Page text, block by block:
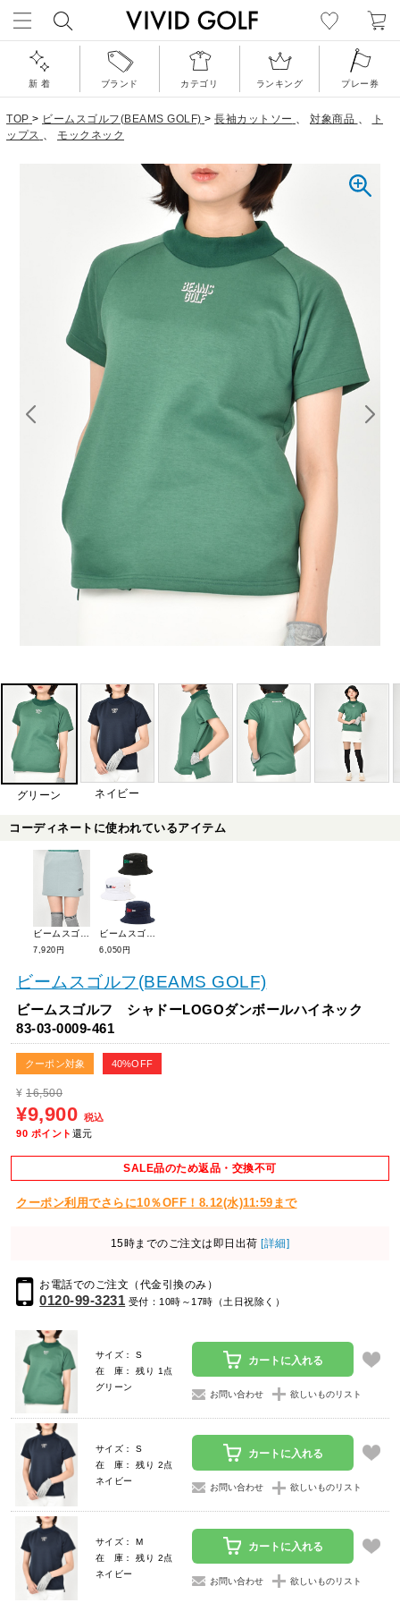
新 着 ブランド カテゴリ ランキング プレー券
TOP > ビームスゴルフ(BEAMS GOLF) > 長袖カットソー 、 対象商品 、
ト
ップス 、 モックネック
グリーン ネイビー
コーディネートに使われているアイテム
7,920円 6,050円
ビームスゴルフ(BEAMS GOLF)
ビームスゴルフ シャドーLOGOダンボールハイネック
83-03-0009-461
クーポン対象 40%OFF
¥ 16,500
¥9,900 税込
90 ポイント 還元
SALE品のため返品・交換不可
クーポン利用でさらに10％OFF！8.12(水)11:59まで
15時までのご注文は即日出荷 [詳細]
お電話でのご注文（代金引換のみ）
0120-99-3231 受付：10時～17時（土日祝除く）
サイズ： S
在 庫： 残り 1点
グリーン
カートに入れる
お問い合わせ 欲しいものリスト
サイズ： S
在 庫： 残り 2点
ネイビー
カートに入れる
お問い合わせ 欲しいものリスト
サイズ： M
在 庫： 残り 2点
ネイビー
カートに入れる
お問い合わせ 欲しいものリスト